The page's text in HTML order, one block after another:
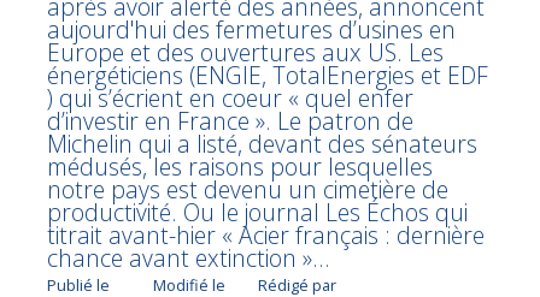
aujourd'hui des fermetures d’usines en
Europe et des ouvertures aux US. Les
énergéticiens (ENGIE, TotalEnergies et EDF
) qui s’écrient en coeur « quel enfer
d’investir en France ». Le patron de
Michelin qui a listé, devant des sénateurs
médusés, les raisons pour lesquelles
notre pays est devenu un cimetière de
productivité. Ou le journal Les Échos qui
titrait avant-hier « Acier français : dernière
chance avant extinction »...
Publié le Modifié le Rédigé par